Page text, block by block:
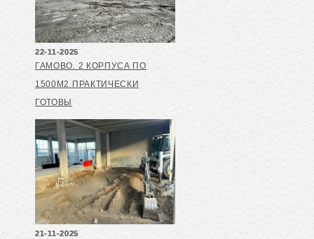
22-11-2025
ГАМОВО. 2 КОРПУСА ПО
1500М2 ПРАКТИЧЕСКИ
ГОТОВЫ
21-11-2025